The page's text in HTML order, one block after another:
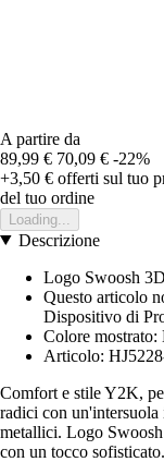
A partire da
89,99 € 70,09 € -22%
+3,50 € offerti sul tuo
del tuo ordine
Loading...
Descrizione
Logo Swoosh 3D
Questo articolo
Dispositivo di
Colore
Articolo:
Comfort e stile Y2K,
radici con un'intersuola
metallici. Logo
con un tocco sofisticato.